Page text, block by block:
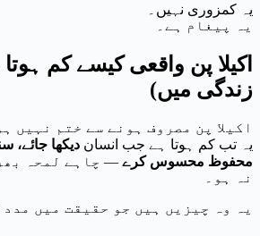
یہ کمزوری نہیں۔
یہ پیغام ہے۔
اکیلا پن واقعی کیسے کم
زندگی میں)
اکیلا پن مصروف ہونے سے ختم نہیں
یہ تب کم ہوتا ہے جب انسان دیکھا جائے،
محفوظ محسوس کرے — چاہے لمحہ
نہ ہو۔
یہ وہ چیزیں ہیں جو حقیقت میں مدد